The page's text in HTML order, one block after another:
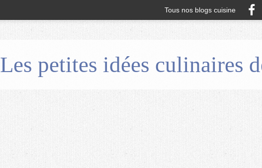
Tous nos blogs cuisine
Les petites idées culinaires